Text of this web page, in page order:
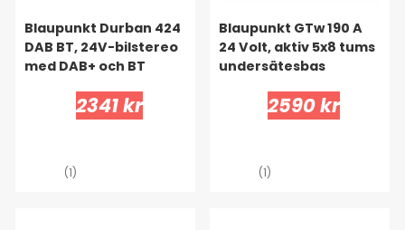
Blaupunkt Durban 424
DAB BT, 24V-bilstereo
med DAB+ och BT
2341 kr
(1)
Blaupunkt GTw 190 A
24 Volt, aktiv 5x8 tums
undersätesbas
2590 kr
(1)